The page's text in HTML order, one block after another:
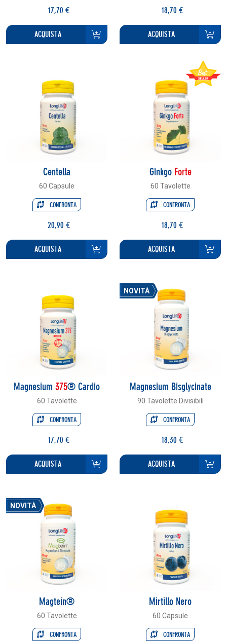
17,70 €
ACQUISTA
18,70 €
ACQUISTA
Centella
60 Capsule
CONFRONTA
20,90 €
ACQUISTA
Ginkgo Forte
60 Tavolette
CONFRONTA
18,70 €
ACQUISTA
Magnesium 375® Cardio
60 Tavolette
CONFRONTA
17,70 €
ACQUISTA
NOVITÀ
Magnesium Bisglycinate
90 Tavolette Divisibili
CONFRONTA
18,30 €
ACQUISTA
NOVITÀ
Magtein®
60 Tavolette
CONFRONTA
Mirtillo Nero
60 Capsule
CONFRONTA